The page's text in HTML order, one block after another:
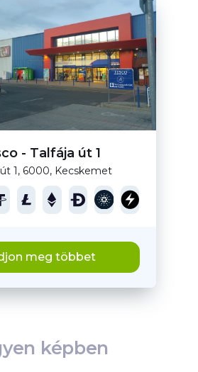
- Talfája út 1
1, 6000, Kecskemet
meg többet
képben